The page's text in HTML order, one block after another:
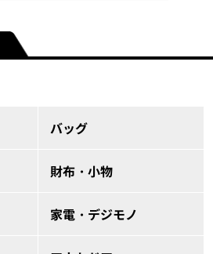
バッグ
財布・小物
家電・デジモノ